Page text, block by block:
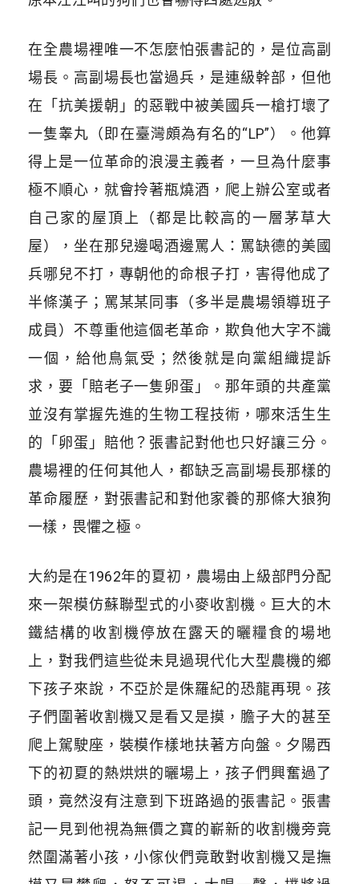
在全農場裡唯一不怎麼怕張書記的，是位高副
場長。高副場長也當過兵，是連級幹部，但他
在「抗美援朝」的惡戰中被美國兵一槍打壞了
一隻睾丸（即在臺灣頗為有名的“LP”）。他算
得上是一位革命的浪漫主義者，一旦為什麼事
極不順心，就會拎著瓶燒酒，爬上辦公室或者
自己家的屋頂上（都是比較高的一層茅草大
屋），坐在那兒邊喝酒邊罵人：罵缺德的美國
兵哪兒不打，專朝他的命根子打，害得他成了
半條漢子；罵某某同事（多半是農場領導班子
成員）不尊重他這個老革命，欺負他大字不識
一個，給他鳥氣受；然後就是向黨組織提訴
求，要「賠老子一隻卵蛋」。那年頭的共產黨
並沒有掌握先進的生物工程技術，哪來活生生
的「卵蛋」賠他？張書記對他也只好讓三分。
農場裡的任何其他人，都缺乏高副場長那樣的
革命履歷，對張書記和對他家養的那條大狼狗
一樣，畏懼之極。
大約是在1962年的夏初，農場由上級部門分配
來一架模仿蘇聯型式的小麥收割機。巨大的木
鐵結構的收割機停放在露天的曬糧食的場地
上，對我們這些從未見過現代化大型農機的鄉
下孩子來說，不亞於是侏羅紀的恐龍再現。孩
子們圍著收割機又是看又是摸，膽子大的甚至
爬上駕駛座，裝模作樣地扶著方向盤。夕陽西
下的初夏的熱烘烘的曬場上，孩子們興奮過了
頭，竟然沒有注意到下班路過的張書記。張書
記一見到他視為無價之寶的嶄新的收割機旁竟
然圍滿著小孩，小傢伙們竟敢對收割機又是撫